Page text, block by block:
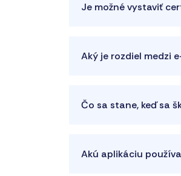
Je možné vystaviť
Aký je rozdiel medzi
Čo sa stane, keď sa
Akú aplikáciu